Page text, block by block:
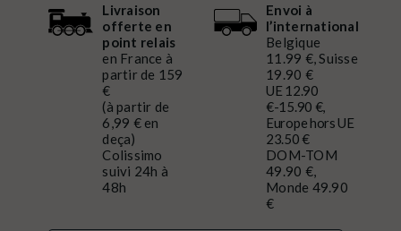
Livraison
offerte en
point relais
en France à
partir de 159
€
(à partir de
6,99 € en
deça)
Colissimo
suivi 24h à
48h
Envoi à
l’international
Belgique
11.99 €, Suisse
19.90 €
UE 12.90
€-15.90 €,
Europe hors UE
23.50 €
DOM-TOM
49.90 €,
Monde 49.90
€